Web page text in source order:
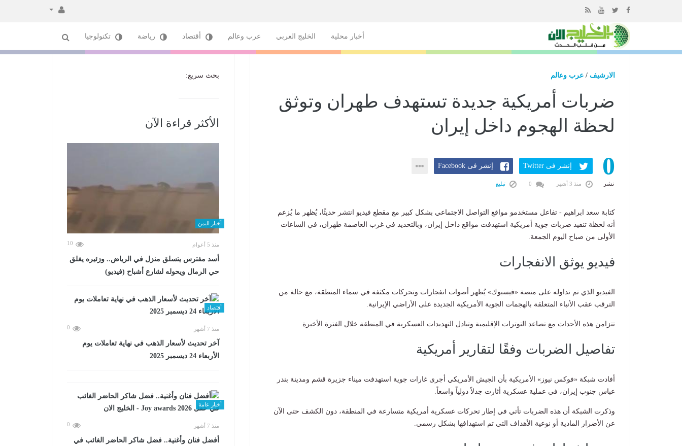
المحتوى
أخبار محلية الخليج العربي عرب وعالم أقتصاد رياضة تكنولوجيا
الارشيف / عرب وعالم
ضربات أمريكية جديدة تستهدف طهران وتوثق
لحظة الهجوم داخل إيران
0
نشر
إنشر فى Twitter إنشر فى Facebook
منذ 3 أشهر تبليغ
كتابة سعد ابراهيم - تفاعل مستخدمو مواقع التواصل الاجتماعي بشكل كبير مع مقطع فيديو انتشر حديثًا، يُظهر ما يُزعم
أنه لحظة تنفيذ ضربات جوية أمريكية استهدفت مواقع داخل إيران، وبالتحديد في غرب العاصمة طهران، في الساعات
الأولى من صباح اليوم الجمعة.
فيديو يوثق الانفجارات
الفيديو الذي تم تداوله على منصة «فيسبوك» يُظهر أصوات انفجارات وتحركات مكثفة في سماء المنطقة، مع حالة من
الترقب عقب الأنباء المتعلقة بالهجمات الجوية الأمريكية الجديدة على الأراضي الإيرانية.
تتزامن هذه الأحداث مع تصاعد التوترات الإقليمية وتبادل التهديدات العسكرية في المنطقة خلال الفترة الأخيرة.
تفاصيل الضربات وفقًا لتقارير أمريكية
أفادت شبكة «فوكس نيوز» الأمريكية بأن الجيش الأمريكي أجرى غارات جوية استهدفت ميناء جزيرة قشم ومدينة بندر
عباس جنوب إيران، في عملية عسكرية أثارت جدلاً دولياً واسعاً.
وذكرت الشبكة أن هذه الضربات تأتي في إطار تحركات عسكرية أمريكية متسارعة في المنطقة، دون الكشف حتى الآن
عن الأضرار المادية أو نوعية الأهداف التي تم استهدافها بشكل رسمي.
بحث سريع:
الأكثر قراءة الآن
أخبار اليمن
منذ 5 أعوام 10
أسد مفترس يتسلق منزل في الرياض.. وزئيره يغلق
حي الرمال ويحوله لشارع أشباح (فيديو)
أقتصاد
منذ 7 أشهر 0
آخر تحديث لأسعار الذهب في نهاية تعاملات يوم
الأربعاء 24 ديسمبر 2025
أخبار عامة
منذ 7 أشهر 0
أفضل فنان وأغنية.. فضل شاكر الحاضر الغائب في